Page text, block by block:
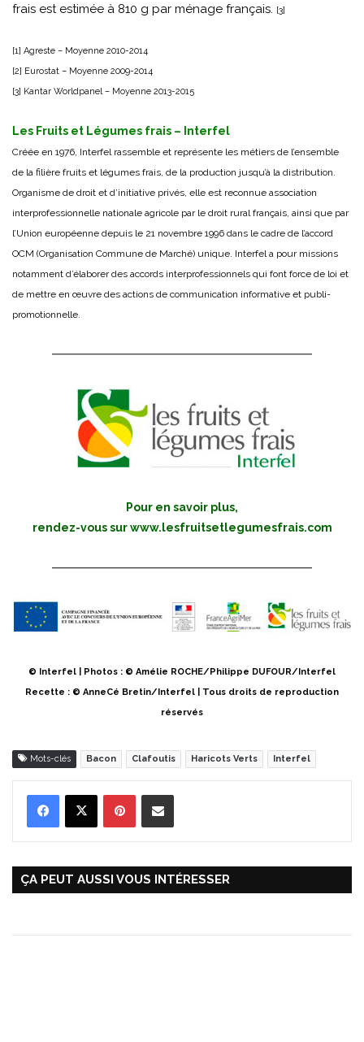
frais est estimée à 810 g par ménage français.
[3]
[1] Agreste – Moyenne 2010-2014
[2] Eurostat – Moyenne 2009-2014
[3] Kantar Worldpanel – Moyenne 2013-2015
Les Fruits et Légumes frais – Interfel
Créée en 1976, Interfel rassemble et représente les métiers de l’ensemble
de la filière fruits et légumes frais, de la production jusqu’à la distribution.
Organisme de droit et d’initiative privés, elle est reconnue association
interprofessionnelle nationale agricole par le droit rural français, ainsi que par
l’Union européenne depuis le 21 novembre 1996 dans le cadre de l’accord
OCM (Organisation Commune de Marché) unique. Interfel a pour missions
notamment d’élaborer des accords interprofessionnels qui font force de loi et
de mettre en œuvre des actions de communication informative et publi-
promotionnelle.
Pour en savoir plus,
rendez-vous surwww.lesfruitsetlegumesfrais.com
© Interfel | Photos : © Amélie ROCHE/Philippe DUFOUR/Interfel
Recette : © AnneCé Bretin/Interfel | Tous droits de reproduction
réservés
Mots-clés Bacon Clafoutis Haricots Verts Interfel
ÇA PEUT AUSSI VOUS INTÉRESSER